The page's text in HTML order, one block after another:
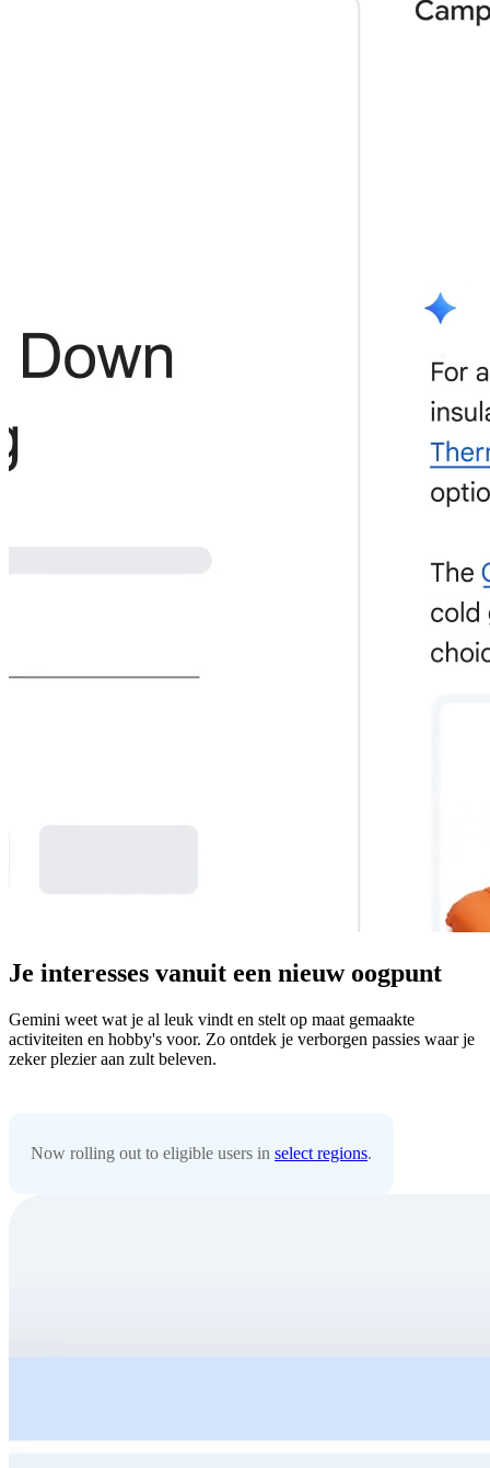
Je interesses vanuit een nieuw oogpunt
Gemini weet wat je al leuk vindt en stelt op maat gemaakte
activiteiten en hobby's voor. Zo ontdek je verborgen passies waar je
zeker plezier aan zult beleven.
Now rolling out to eligible users in select regions.